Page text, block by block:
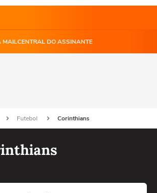
MAILCENTRAL DO ASSINANTE
Futebol Corinthians